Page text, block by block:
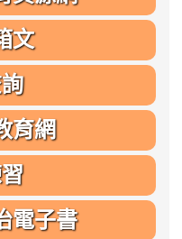
文
育網
電子書